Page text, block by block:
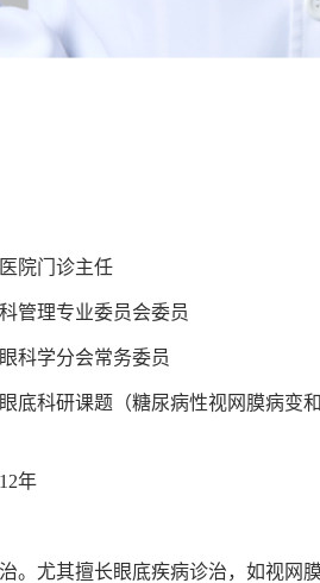
院门诊主任
管理专业委员会委员
科学分会常务委员
底科研课题（糖尿病性视网膜病变
年
。尤其擅长眼底疾病诊治，如视网